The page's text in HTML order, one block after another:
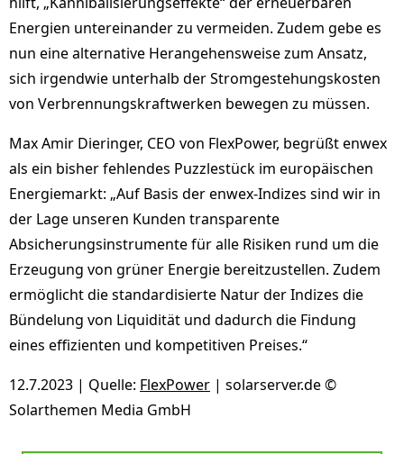
Energien untereinander zu vermeiden. Zudem gebe es
nun eine alternative Herangehensweise zum Ansatz,
sich irgendwie unterhalb der Stromgestehungskosten
von Verbrennungskraftwerken bewegen zu müssen.
Max Amir Dieringer, CEO von FlexPower, begrüßt enwex
als ein bisher fehlendes Puzzlestück im europäischen
Energiemarkt: „Auf Basis der enwex-Indizes sind wir in
der Lage unseren Kunden transparente
Absicherungsinstrumente für alle Risiken rund um die
Erzeugung von grüner Energie bereitzustellen. Zudem
ermöglicht die standardisierte Natur der Indizes die
Bündelung von Liquidität und dadurch die Findung
eines effizienten und kompetitiven Preises.“
12.7.2023 | Quelle: FlexPower | solarserver.de ©
Solarthemen Media GmbH